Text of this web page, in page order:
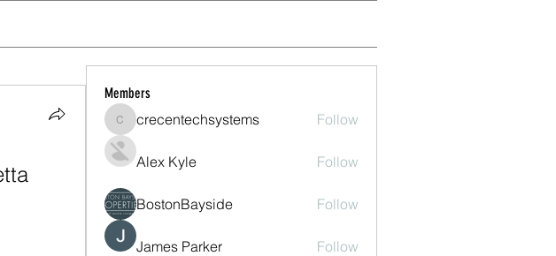
Members
crecentechsystems
crecentechsystems Follow
Alex Kyle Follow
BostonBayside Follow
James Parker Follow